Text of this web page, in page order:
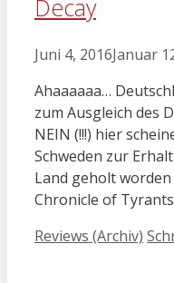
Decay
Juni 4, 2016Januar
Ahaaaaaa…
zum Ausgleich des
NEIN (!!!) hier
Schweden zur
Land geholt worden
Chronicle of
Kategorien
Reviews (Archiv)